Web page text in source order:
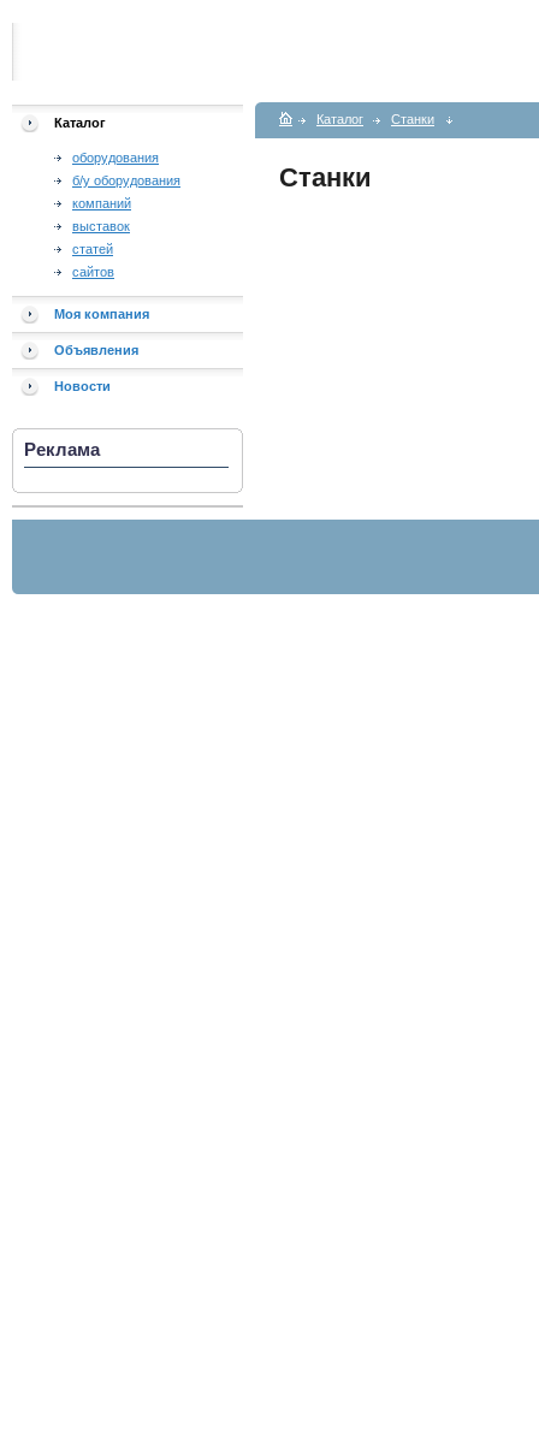
Каталог
оборудования
б/у оборудования
компаний
выставок
статей
сайтов
Моя компания
Объявления
Новости
Реклама
Каталог Станки
Станки